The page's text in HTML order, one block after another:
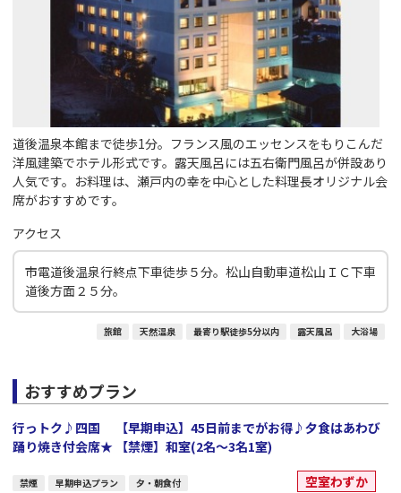
道後温泉本館まで徒歩1分。フランス風のエッセンスをもりこんだ
洋風建築でホテル形式です。露天風呂には五右衛門風呂が併設あり
人気です。お料理は、瀬戸内の幸を中心とした料理長オリジナル会
席がおすすめです。
アクセス
市電道後温泉行終点下車徒歩５分。松山自動車道松山ＩＣ下車
道後方面２５分。
旅館 天然温泉 最寄り駅徒歩5分以内 露天風呂 大浴場
おすすめプラン
行っトク♪四国 【早期申込】45日前までがお得♪夕食はあわび
踊り焼き付会席★ 【禁煙】和室(2名～3名1室)
禁煙 早期申込プラン 夕・朝食付 空室わずか